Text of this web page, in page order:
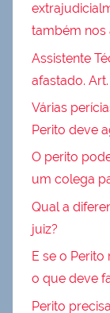
também nos
Assistente
afastado. Art.
Várias
Perito deve
O perito
um colega
Qual a
juiz?
E se o
o que deve
Perito